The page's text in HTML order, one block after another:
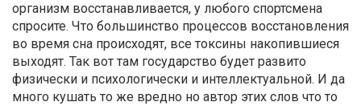
организм восстанавливается, у любого спортсмена
спросите. Что большинство процессов восстановления
во время сна происходят, все токсины накопившиеся
выходят. Так вот там государство будет развито
физически и психологически и интеллектуальной. И да
много кушать то же вредно но автор этих слов что то